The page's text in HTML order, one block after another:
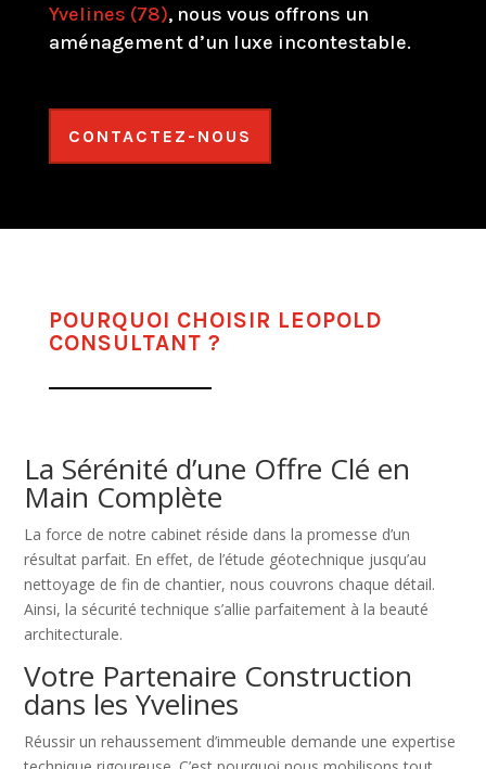
Yvelines (78), nous vous offrons un
aménagement d’un luxe incontestable.
CONTACTEZ-NOUS
POURQUOI CHOISIR LEOPOLD
CONSULTANT ?
La Sérénité d’une Offre Clé en
Main Complète
La force de notre cabinet réside dans la promesse d’un
résultat parfait. En effet, de l’étude géotechnique jusqu’au
nettoyage de fin de chantier, nous couvrons chaque détail.
Ainsi, la sécurité technique s’allie parfaitement à la beauté
architecturale.
Votre Partenaire Construction
dans les Yvelines
Réussir un rehaussement d’immeuble demande une expertise